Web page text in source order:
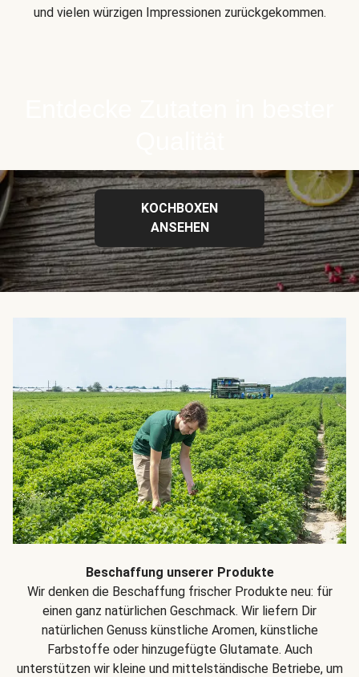
und vielen würzigen Impressionen zurückgekommen.
KOCHBOXEN
ANSEHEN
Beschaffung unserer Produkte
Wir denken die Beschaffung frischer Produkte neu: für
einen ganz natürlichen Geschmack. Wir liefern Dir
natürlichen Genuss künstliche Aromen, künstliche
Farbstoffe oder hinzugefügte Glutamate. Auch
unterstützen wir kleine und mittelständische Betriebe, um